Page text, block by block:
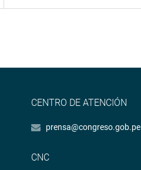
CENTRO DE ATENCIÓN
prensa@congreso.gob.pe
CNC